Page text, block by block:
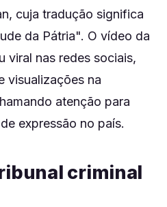
cuja tradução significa
da Pátria". O vídeo da
viral nas redes sociais,
visualizações na
atenção para
expressão no país.
criminal